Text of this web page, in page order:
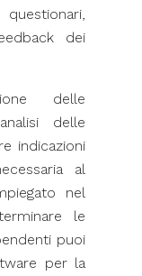
dei
delle
delle
indicazioni
al
nel
le
puoi
per la